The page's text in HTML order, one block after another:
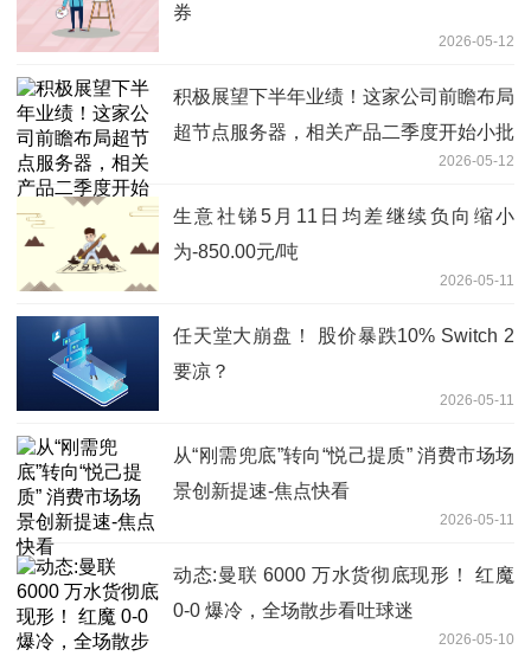
券
2026-05-12
积极展望下半年业绩！这家公司前瞻布局
超节点服务器，相关产品二季度开始小批
2026-05-12
生意社锑5月11日均差继续负向缩小
为-850.00元/吨
2026-05-11
任天堂大崩盘！ 股价暴跌10% Switch 2
要凉？
2026-05-11
从“刚需兜底”转向“悦己提质” 消费市场场
景创新提速-焦点快看
2026-05-11
动态:曼联 6000 万水货彻底现形！ 红魔
0-0 爆冷，全场散步看吐球迷
2026-05-10